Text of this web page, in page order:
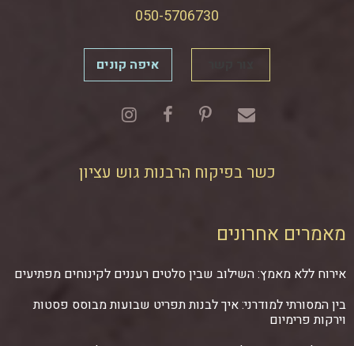
050-5706730
איפה קונים
כשר בפיקוח הרבנות גוש עציון
מאמרים אחרונים
אירוח ללא מאמץ: השילוב שבין סלטים רעננים לקינוחים מפתיעים
בין המסורתי למודרני: איך לבנות תפריט שבועות מבוסס פסטות
וירקות פרימיום